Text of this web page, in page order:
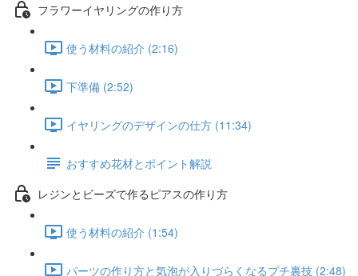
フラワーイヤリングの作り方
使う材料の紹介 (2:16)
下準備 (2:52)
イヤリングのデザインの仕方 (11:34)
おすすめ花材とポイント解説
レジンとビーズで作るピアスの作り方
使う材料の紹介 (1:54)
パーツの作り方と気泡が入りづらくなるプチ裏技 (2:48)